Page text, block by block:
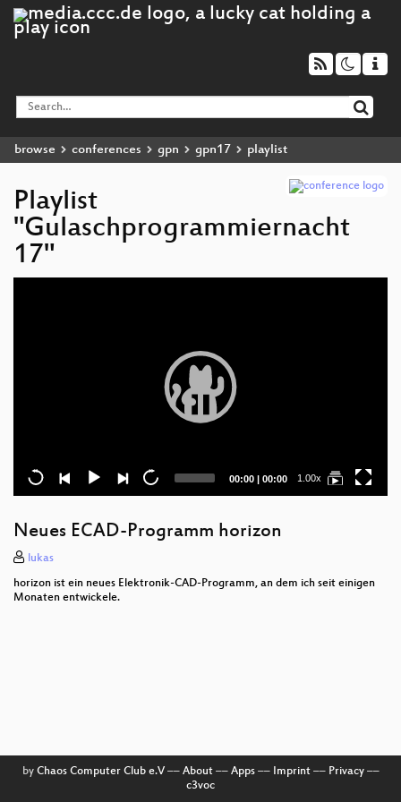
browse conferences gpn gpn17 playlist
Playlist
"Gulaschprogrammiernacht
17"
Current
00:00 | Total
00:00 1.00x
Neues ECAD-Programm horizon
lukas
horizon ist ein neues Elektronik-CAD-Programm, an dem ich seit einigen
Monaten entwickele.
by Chaos Computer Club e.V–– About–– Apps–– Imprint–– Privacy––
c3voc